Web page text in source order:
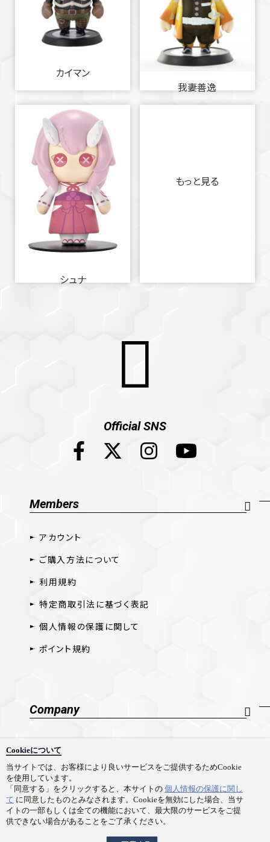
Cookieについて
当サイトでは、お客様により良いサービスをご提供するためCookie
を使用しています。
「同意する」をクリックすると、本サイトの 個人情報の保護に関し
て に同意したものとみなされます。Cookieを無効にした場合、当サ
イトの一部もしくは全ての機能において、最大限のサービスをご提
供できない場合があることをご了承ください。
カイマン
我妻善逸
シュナ
もっと見る
Official SNS
Members
アカウント
ご購入方法について
利用規約
特定商取引法に基づく表記
個人情報の保護に関して
ポイント規約
Company
採用情報
お問い合わせ